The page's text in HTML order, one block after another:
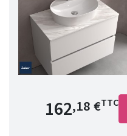
Prix de base
162,18 €TTC